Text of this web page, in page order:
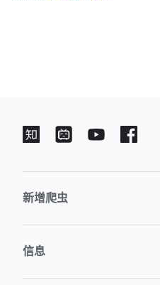
新增爬虫
信息